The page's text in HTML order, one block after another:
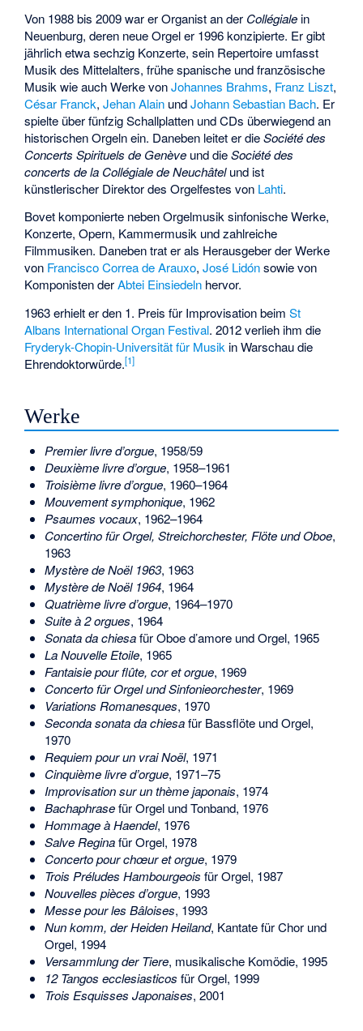
Von 1988 bis 2009 war er Organist an der Collégiale in
Neuenburg, deren neue Orgel er 1996 konzipierte. Er gibt
jährlich etwa sechzig Konzerte, sein Repertoire umfasst
Musik des Mittelalters, frühe spanische und französische
Musik wie auch Werke vonJohannes Brahms, Franz Liszt,
César Franck,Jehan Alain undJohann Sebastian Bach. Er
spielte über fünfzig Schallplatten und CDs überwiegend an
historischen Orgeln ein. Daneben leitet er dieSociété des
Concerts Spirituels de Genève und dieSociété des
concerts de la Collégiale de Neuchâtelund ist
künstlerischer Direktor des Orgelfestes von Lahti.
Bovet komponierte neben Orgelmusik sinfonische Werke,
Konzerte, Opern, Kammermusik und zahlreiche
Filmmusiken. Daneben trat er als Herausgeber der Werke
von Francisco Correa de Arauxo,José Lidónsowie von
Komponisten derAbtei Einsiedeln hervor.
1963 erhielt er den 1. Preis für Improvisation beimSt
Albans International Organ Festival. 2012 verlieh ihm die
Fryderyk-Chopin-Universität für Musik in Warschau die
Ehrendoktorwürde.[1]
Werke
Premier livre d’orgue, 1958/59
Deuxième livre d’orgue, 1958–1961
Troisième livre d’orgue, 1960–1964
Mouvement symphonique, 1962
Psaumes vocaux, 1962–1964
Concertino für Orgel, Streichorchester, Flöte und Oboe,
1963
Mystère de Noël 1963, 1963
Mystère de Noël 1964, 1964
Quatrième livre d’orgue, 1964–1970
Suite à 2 orgues, 1964
Sonata da chiesafür Oboe d’amore und Orgel, 1965
La Nouvelle Etoile, 1965
Fantaisie pour flûte, cor et orgue, 1969
Concerto für Orgel und Sinfonieorchester, 1969
Variations Romanesques, 1970
Seconda sonata da chiesafür Bassflöte und Orgel,
1970
Requiem pour un vrai Noël, 1971
Cinquième livre d’orgue, 1971–75
Improvisation sur un thème japonais, 1974
Bachaphrasefür Orgel und Tonband, 1976
Hommage à Haendel, 1976
Salve Reginafür Orgel, 1978
Concerto pour chœur et orgue, 1979
Trois Préludes Hambourgeois für Orgel, 1987
Nouvelles pièces d’orgue, 1993
Messe pour les Bâloises, 1993
Nun komm, der Heiden Heiland, Kantate für Chor und
Orgel, 1994
Versammlung der Tiere, musikalische Komödie, 1995
12 Tangos ecclesiasticos für Orgel, 1999
Trois Esquisses Japonaises, 2001